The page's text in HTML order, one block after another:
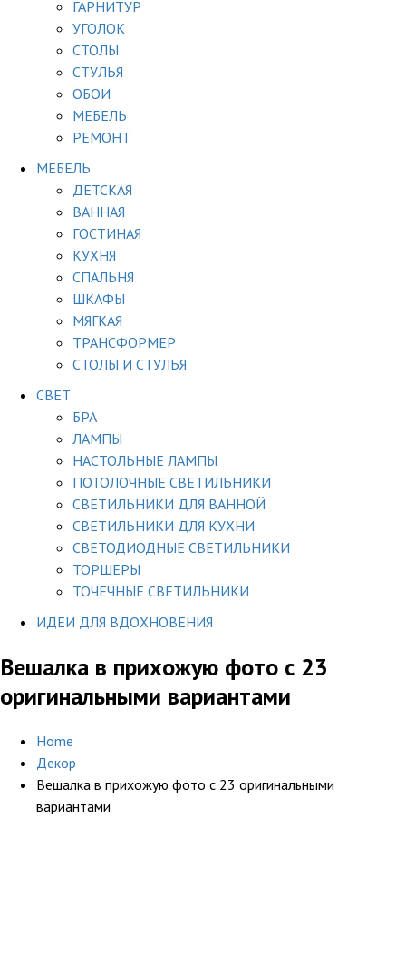
ГАРНИТУР
УГОЛОК
СТОЛЫ
СТУЛЬЯ
ОБОИ
МЕБЕЛЬ
РЕМОНТ
МЕБЕЛЬ
ДЕТСКАЯ
ВАННАЯ
ГОСТИНАЯ
КУХНЯ
СПАЛЬНЯ
ШКАФЫ
МЯГКАЯ
ТРАНСФОРМЕР
СТОЛЫ И СТУЛЬЯ
СВЕТ
БРА
ЛАМПЫ
НАСТОЛЬНЫЕ ЛАМПЫ
ПОТОЛОЧНЫЕ СВЕТИЛЬНИКИ
СВЕТИЛЬНИКИ ДЛЯ ВАННОЙ
СВЕТИЛЬНИКИ ДЛЯ КУХНИ
СВЕТОДИОДНЫЕ СВЕТИЛЬНИКИ
ТОРШЕРЫ
ТОЧЕЧНЫЕ СВЕТИЛЬНИКИ
ИДЕИ ДЛЯ ВДОХНОВЕНИЯ
Вешалка в прихожую фото с 23
оригинальными вариантами
Home
Декор
Вешалка в прихожую фото с 23 оригинальными
вариантами